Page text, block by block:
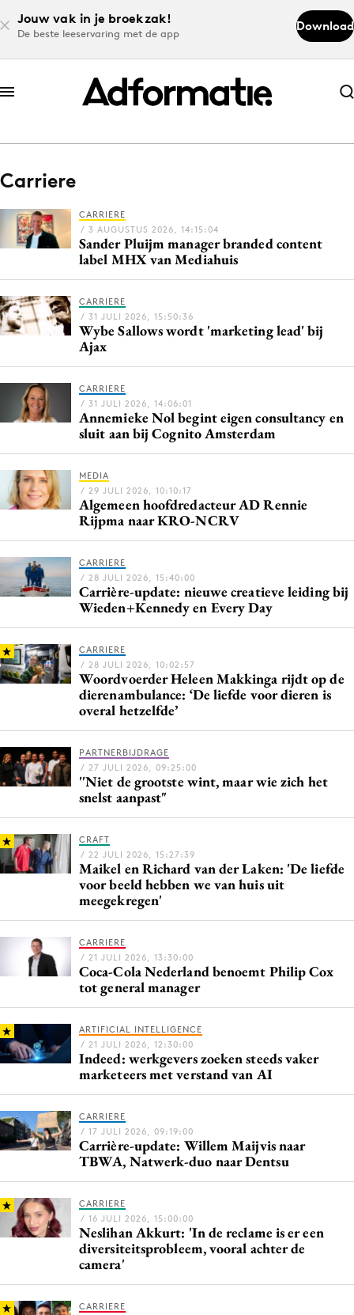
Jouw vak in je broekzak!
De beste leeservaring met de app
Download
Abonneer nu
Abonneer nu
Log in
Download de app
Volg het laatste nieuws via de Adformatie
Menu
9 sept: GenAI-training
12 nov: MarketingLive!
Events
Opleidingen
Vacatures
Topics
Artificial Intelligence
Campagnes
Carriere
Contentmarketing
Craft
Customer Experience
Data & Insights
Digital transformation
Diversiteit
Effectiviteit
Gedragsverandering
Influencer marketing
Interne communicatie
Martech
PR
Programmatic
Reputatie & crisis
Carriere
CARRIERE
/ 3 AUGUSTUS 2026, 14:15:04
Sander Pluijm manager branded content
label MHX van Mediahuis
CARRIERE
/ 31 JULI 2026, 15:50:36
Wybe Sallows wordt 'marketing lead' bij
Ajax
CARRIERE
/ 31 JULI 2026, 14:06:01
Annemieke Nol begint eigen consultancy en
sluit aan bij Cognito Amsterdam
MEDIA
/ 29 JULI 2026, 10:10:17
Algemeen hoofdredacteur AD Rennie
Rijpma naar KRO-NCRV
CARRIERE
/ 28 JULI 2026, 15:40:00
Carrière-update: nieuwe creatieve leiding bij
Wieden+Kennedy en Every Day
CARRIERE
/ 28 JULI 2026, 10:02:57
Woordvoerder Heleen Makkinga rijdt op de
dierenambulance: ‘De liefde voor dieren is
overal hetzelfde’
PARTNERBIJDRAGE
/ 27 JULI 2026, 09:25:00
''Niet de grootste wint, maar wie zich het
snelst aanpast"
CRAFT
/ 22 JULI 2026, 15:27:39
Maikel en Richard van der Laken: 'De liefde
voor beeld hebben we van huis uit
meegekregen'
CARRIERE
/ 21 JULI 2026, 13:30:00
Coca-Cola Nederland benoemt Philip Cox
tot general manager
ARTIFICIAL INTELLIGENCE
/ 21 JULI 2026, 12:30:00
Indeed: werkgevers zoeken steeds vaker
marketeers met verstand van AI
CARRIERE
/ 17 JULI 2026, 09:19:00
Carrière-update: Willem Maijvis naar
TBWA, Natwerk-duo naar Dentsu
CARRIERE
/ 16 JULI 2026, 15:00:00
Neslihan Akkurt: 'In de reclame is er een
diversiteitsprobleem, vooral achter de
camera'
CARRIERE